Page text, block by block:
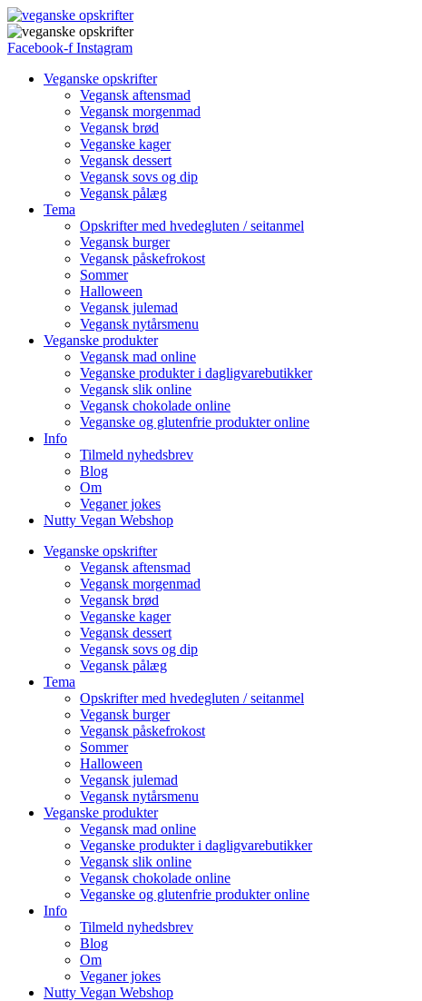
Facebook-f Instagram
Veganske opskrifter
Vegansk aftensmad
Vegansk morgenmad
Vegansk brød
Veganske kager
Vegansk dessert
Vegansk sovs og dip
Vegansk pålæg
Tema
Opskrifter med hvedegluten / seitanmel
Vegansk burger
Vegansk påskefrokost
Sommer
Halloween
Vegansk julemad
Vegansk nytårsmenu
Veganske produkter
Vegansk mad online
Veganske produkter i dagligvarebutikker
Vegansk slik online
Vegansk chokolade online
Veganske og glutenfrie produkter online
Info
Tilmeld nyhedsbrev
Blog
Om
Veganer jokes
Nutty Vegan Webshop
Veganske opskrifter
Vegansk aftensmad
Vegansk morgenmad
Vegansk brød
Veganske kager
Vegansk dessert
Vegansk sovs og dip
Vegansk pålæg
Tema
Opskrifter med hvedegluten / seitanmel
Vegansk burger
Vegansk påskefrokost
Sommer
Halloween
Vegansk julemad
Vegansk nytårsmenu
Veganske produkter
Vegansk mad online
Veganske produkter i dagligvarebutikker
Vegansk slik online
Vegansk chokolade online
Veganske og glutenfrie produkter online
Info
Tilmeld nyhedsbrev
Blog
Om
Veganer jokes
Nutty Vegan Webshop